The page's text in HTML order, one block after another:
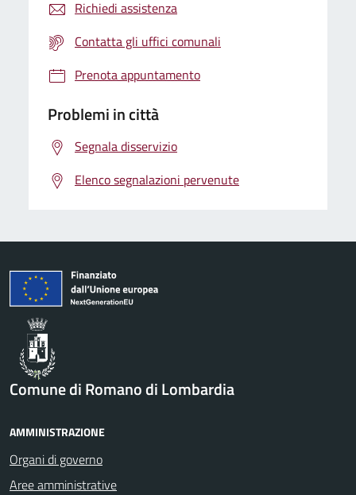
Richiedi assistenza
Contatta gli uffici comunali
Prenota appuntamento
Problemi in città
Segnala disservizio
Elenco segnalazioni pervenute
Comune di Romano di Lombardia
AMMINISTRAZIONE
Organi di governo
Aree amministrative